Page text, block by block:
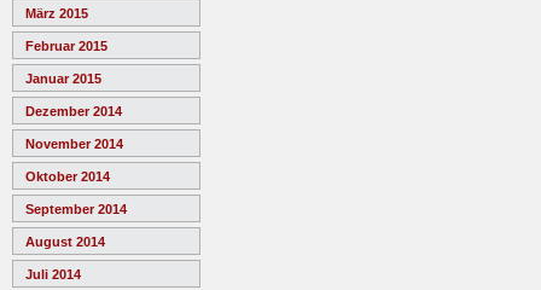
März 2015
Februar 2015
Januar 2015
Dezember 2014
November 2014
Oktober 2014
September 2014
August 2014
Juli 2014